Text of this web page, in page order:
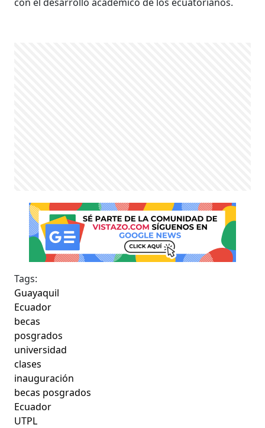
Tags:
Guayaquil
Ecuador
becas
posgrados
universidad
clases
inauguración
becas posgrados
Ecuador
UTPL